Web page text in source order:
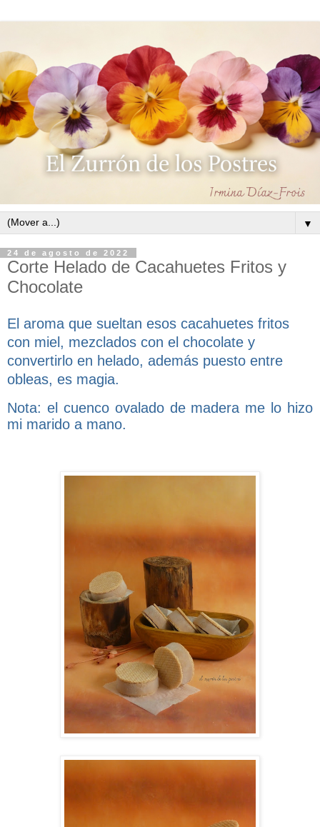
▼
24 de agosto de 2022
Corte Helado de Cacahuetes Fritos y
Chocolate
El aroma que sueltan esos cacahuetes fritos
con miel, mezclados con el chocolate y
convertirlo en helado, además puesto entre
obleas, es magia.
Nota: el cuenco ovalado de madera me lo hizo
mi marido a mano.